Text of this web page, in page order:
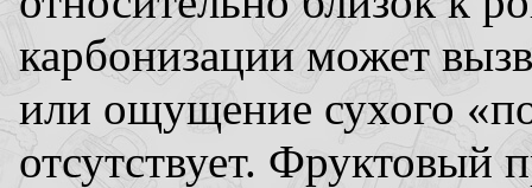
карбонизации может
или ощущение сухого
отсутствует. Фруктовый